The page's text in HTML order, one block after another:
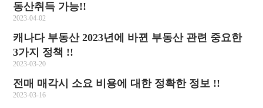
동산취득 가능!!
2023-04-02
캐나다 부동산 2023년에 바뀐 부동산 관련 중요한
3가지 정책 !!
2023-03-20
전매 매각시 소요 비용에 대한 정확한 정보 !!
2023-03-16